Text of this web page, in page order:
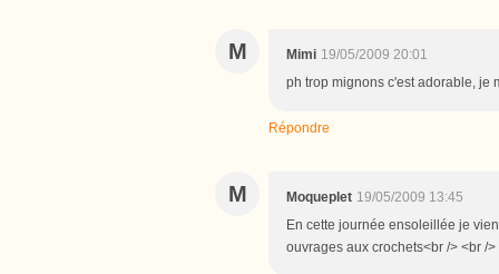
M Mimi 19/05/2009 20:01
ph trop mignons c'est adorable, je
Répondre
M Moqueplet 19/05/2009 13:45
En cette journée ensoleillée je
ouvrages aux crochets<br /> <br /